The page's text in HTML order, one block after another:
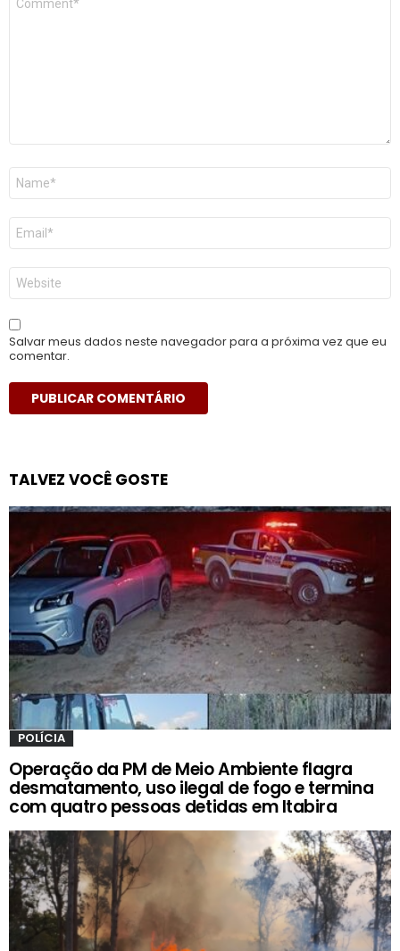
Nome
E-
mail
*
Site
Salvar meus dados neste navegador para a próxima vez que eu
comentar.
TALVEZ VOCÊ GOSTE
POLÍCIA
Operação da PM de Meio Ambiente flagra
desmatamento, uso ilegal de fogo e termina
com quatro pessoas detidas em Itabira